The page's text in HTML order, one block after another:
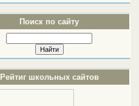
Поиск по сайту
Рейтиг школьных сайтов